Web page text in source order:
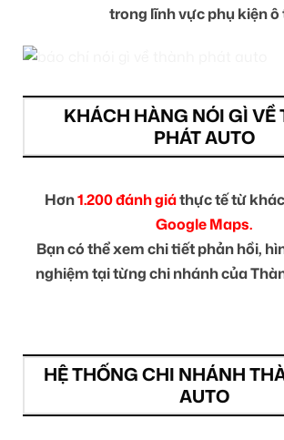
trong lĩnh vực phụ kiện ô
KHÁCH HÀNG NÓI GÌ VỀ
PHÁT AUTO
Hơn1.200 đánh giáthực tế từ
Google Maps.
Bạn có thể xem chi tiết phản hồi,
nghiệm tại từng chi nhánh của
HỆ THỐNG CHI NHÁNH
AUTO